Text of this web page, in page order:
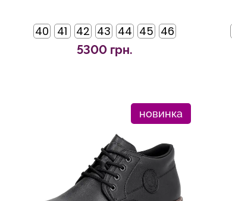
40 41 42 43 44 45 46
5300 грн.
новинка